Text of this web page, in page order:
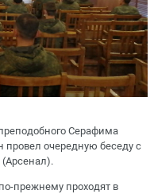
Серафима
провел очередную беседу с
прежнему проходят в